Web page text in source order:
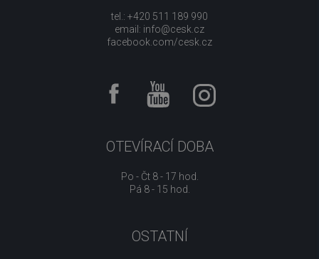
tel.: +420 511 189 990
email: info@cesk.cz
facebook.com/cesk.cz
OTEVÍRACÍ DOBA
Po - Čt 8 - 17 hod.
Pá 8 - 15 hod.
OSTATNÍ